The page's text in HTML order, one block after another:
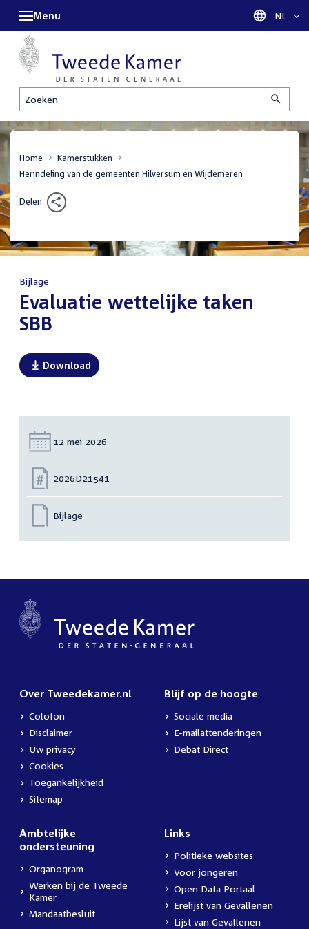
Zoeken
Menu Taal
NL
Home
Kamerstukken
Herindeling van de gemeenten Hilversum en Wijdemeren
Delen
Bijlage
:Evaluatie wettelijke taken
SBB
Download
Datum:
12 mei 2026
Nummer:
2026D21541
Bijlage
Over Tweedekamer.nl
Colofon
Disclaimer
Uw privacy
Cookies
Toegankelijkheid
Sitemap
Blijf op de hoogte
Sociale media
E-mailattenderingen
Debat Direct
Ambtelijke
ondersteuning
Organogram
Werken bij de Tweede
Kamer
Mandaatbesluit
Links
Politieke websites
Voor jongeren
Open Data Portaal
Erelijst van Gevallenen
Lijst van Gevallenen